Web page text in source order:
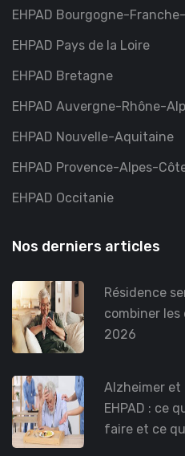
EHPAD Bourgogne-
EHPAD Pays de la Loire
EHPAD Bretagne
EHPAD Auvergne-Rhône-
EHPAD Nouvelle-Aquitaine
EHPAD Provence-Alpes-
EHPAD Occitanie
Nos derniers articles
Résidence
combiner
2026
Alzheimer et
EHPAD : ce
faire et ce